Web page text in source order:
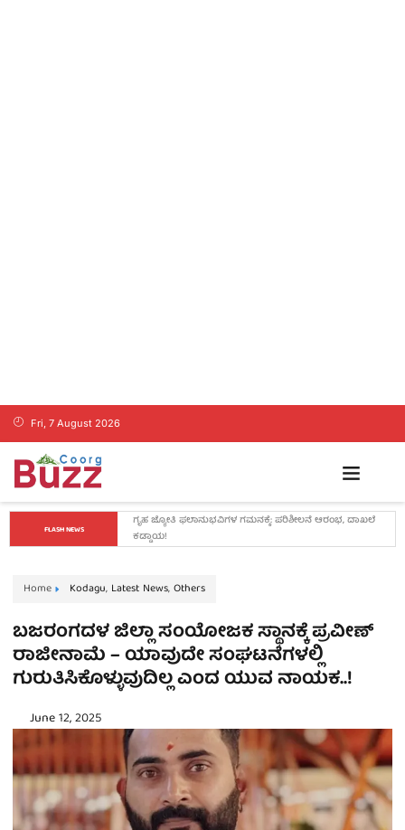
Fri, 7 August 2026
FLASH NEWS
ಲಿಟಲ್ ಸ್ಕಾಲರ್ಸ್ ಅಕಾಡೆಮಿಯಲ್ಲಿ ಪಲ್ಸ್ ಪೋಲಿಯೋ ಅಭಿಯಾನಕ್ಕೆ
ಚಾಲನೆ
Home Kodagu, Latest News,Others
ಬಜರಂಗದಳ ಜಿಲ್ಲಾ ಸಂಯೋಜಕ ಸ್ಥಾನಕ್ಕೆ ಪ್ರವೀಣ್‌
ರಾಜೀನಾಮೆ – ಯಾವುದೇ ಸಂಘಟನೆಗಳಲ್ಲಿ
ಗುರುತಿಸಿಕೊಳ್ಳುವುದಿಲ್ಲ ಎಂದ ಯುವ ನಾಯಕ..!
June 12, 2025